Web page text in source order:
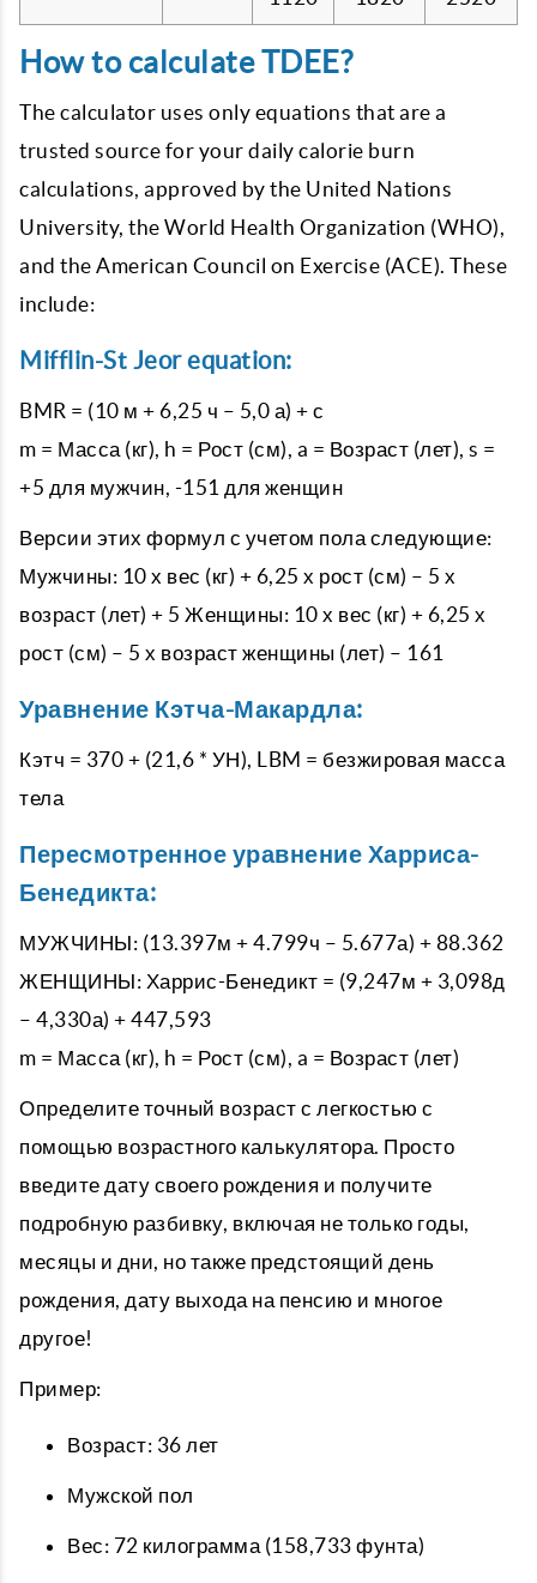
How to calculate TDEE?
The calculator uses only equations that are a
trusted source for your daily calorie burn
calculations, approved by the United Nations
University, the World Health Organization (WHO),
and the American Council on Exercise (ACE). These
include:
Mifflin-St Jeor equation:
BMR = (10 м + 6,25 ч – 5,0 а) + с
m = Масса (кг), h = Рост (см), a = Возраст (лет), s =
+5 для мужчин, -151 для женщин
Версии этих формул с учетом пола следующие:
Мужчины: 10 х вес (кг) + 6,25 х рост (см) – 5 х
возраст (лет) + 5 Женщины: 10 х вес (кг) + 6,25 х
рост (см) – 5 х возраст женщины (лет) – 161
Уравнение Кэтча-Макардла:
Кэтч = 370 + (21,6 * УН), LBM = безжировая масса
тела
Пересмотренное уравнение Харриса-
Бенедикта:
МУЖЧИНЫ: (13.397м + 4.799ч – 5.677а) + 88.362
ЖЕНЩИНЫ: Харрис-Бенедикт = (9,247м + 3,098д
– 4,330а) + 447,593
m = Масса (кг), h = Рост (см), a = Возраст (лет)
Определите точный возраст с легкостью с
помощью возрастного калькулятора. Просто
введите дату своего рождения и получите
подробную разбивку, включая не только годы,
месяцы и дни, но также предстоящий день
рождения, дату выхода на пенсию и многое
другое!
Пример:
Возраст: 36 лет
Мужской пол
Вес: 72 килограмма (158,733 фунта)